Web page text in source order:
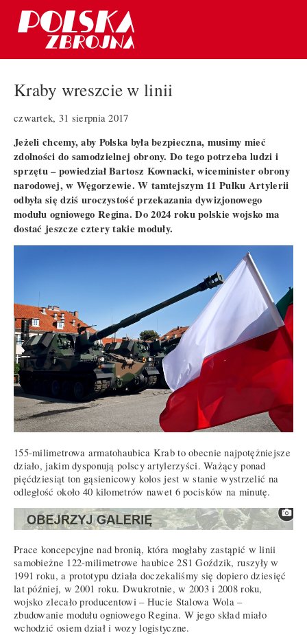
Kraby wreszcie w linii
czwartek, 31 sierpnia 2017
Jeżeli chcemy, aby Polska była bezpieczna, musimy mieć
zdolności do samodzielnej obrony. Do tego potrzeba ludzi i
sprzętu – powiedział Bartosz Kownacki, wiceminister obrony
narodowej, w Węgorzewie. W tamtejszym 11 Pułku Artylerii
odbyła się dziś uroczystość przekazania dywizjonowego
modułu ogniowego Regina. Do 2024 roku polskie wojsko ma
dostać jeszcze cztery takie moduły.
155-milimetrowa armatohaubica Krab to obecnie najpotężniejsze
działo, jakim dysponują polscy artylerzyści. Ważący ponad
pięćdziesiąt ton gąsienicowy kolos jest w stanie wystrzelić na
odległość około 40 kilometrów nawet 6 pocisków na minutę.
Prace koncepcyjne nad bronią, która mogłaby zastąpić w linii
samobieżne 122-milimetrowe haubice 2S1 Goździk, ruszyły w
1991 roku, a prototypu działa doczekaliśmy się dopiero dziesięć
lat później, w 2001 roku. Dwukrotnie, w 2003 i 2008 roku,
wojsko zlecało producentowi – Hucie Stalowa Wola –
zbudowanie modułu ogniowego Regina. W jego skład miało
wchodzić osiem dział i wozy logistyczne.